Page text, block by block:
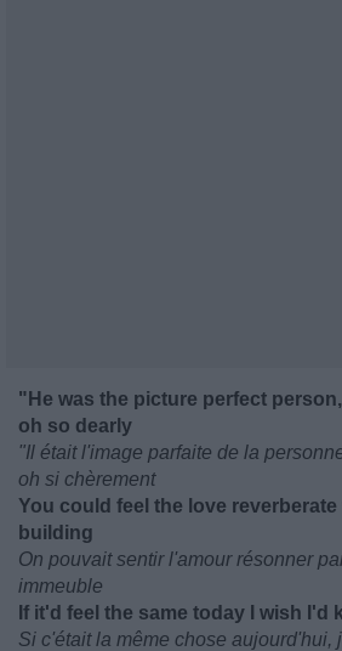
"He was the picture perfect
oh so dearly
"Il était l'image parfaite de la
oh si chèrement
You could feel the love
building
On pouvait sentir l'amour résonner
immeuble
If it'd feel the same today I wish I'd
Si c'était la même chose aujourd'hui,